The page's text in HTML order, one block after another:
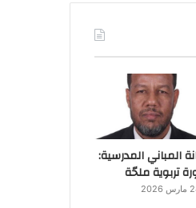
المباني المدرسية:
تربوية ملحّة
2026